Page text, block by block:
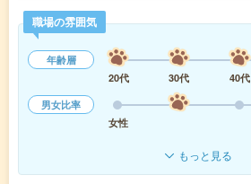
職場の雰囲気
年齢層
20代
30代 40代
男女比率
女性
もっと見る